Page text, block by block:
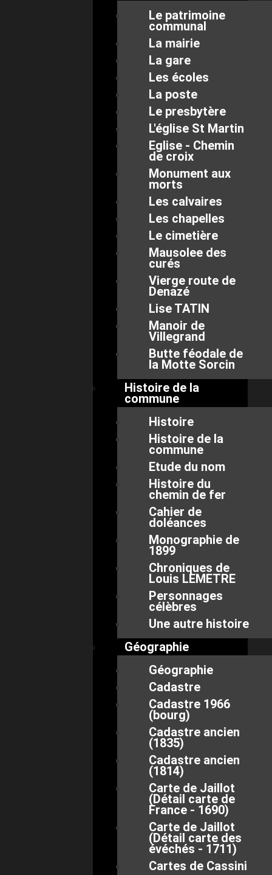
Le patrimoine
communal
La mairie
La gare
Les écoles
La poste
Le presbytère
L'église St Martin
Eglise - Chemin
de croix
Monument aux
morts
Les calvaires
Les chapelles
Le cimetière
Mausolee des
curés
Vierge route de
Denazé
Lise TATIN
Manoir de
Villegrand
Butte féodale de
la Motte Sorcin
Histoire de la
commune
Histoire
Histoire de la
commune
Etude du nom
Histoire du
chemin de fer
Cahier de
doléances
Monographie de
1899
Chroniques de
Louis LEMETRE
Personnages
célèbres
Une autre histoire
Géographie
Géographie
Cadastre
Cadastre 1966
(bourg)
Cadastre ancien
(1835)
Cadastre ancien
(1814)
Carte de Jaillot
(Détail carte de
France - 1690)
Carte de Jaillot
(Détail carte des
évéchés - 1711)
Cartes de Cassini